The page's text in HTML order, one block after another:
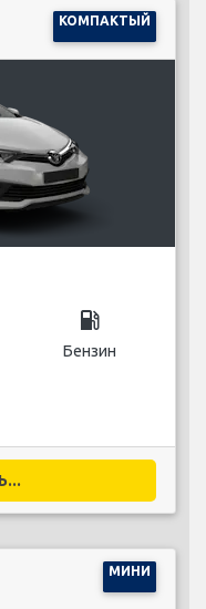
КОМПАКТЫЙ
local_gas_station
Бензин
МИНИ